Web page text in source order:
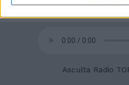
Asculta Radio